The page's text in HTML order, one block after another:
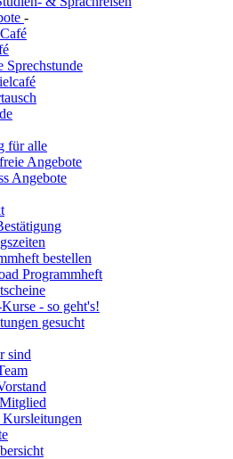
-
Sprechstunde
für alle
Angebote
Angebote
bestellen
Programmheft
- so geht's!
gesucht
sind
Kursleitungen